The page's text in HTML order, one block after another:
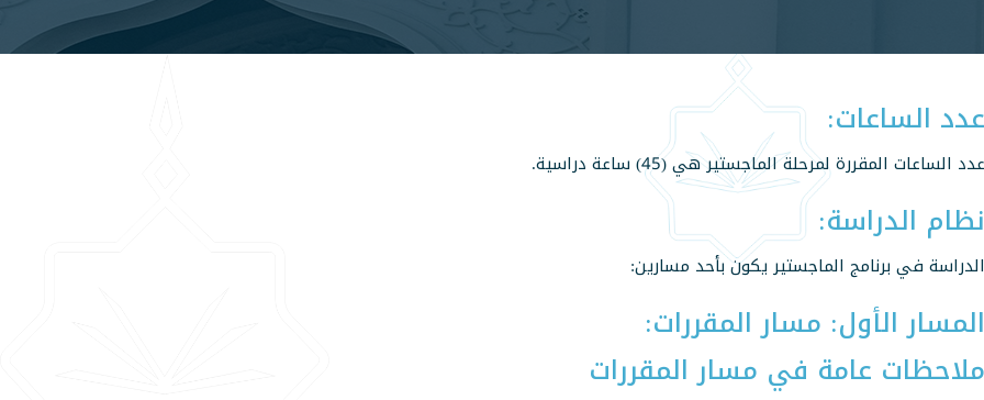
عدد الساعات:
عدد الساعات المقررة لمرحلة الماجستير هي (45) ساعة دراسية.
نظام الدراسة:
الدراسة في برنامج الماجستير يكون بأحد مسارين:
المسار الأول: مسار المقررات:
ملاحظات عامة في مسار المقررات